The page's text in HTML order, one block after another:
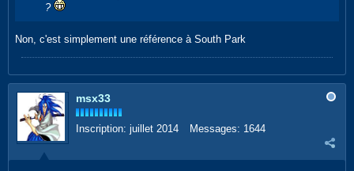
?
Non, c'est simplement une référence à South Park
msx33
Inscription: juillet 2014 Messages: 1644